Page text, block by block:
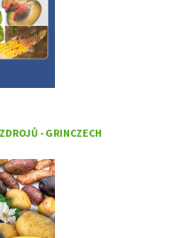
- GRINCZECH